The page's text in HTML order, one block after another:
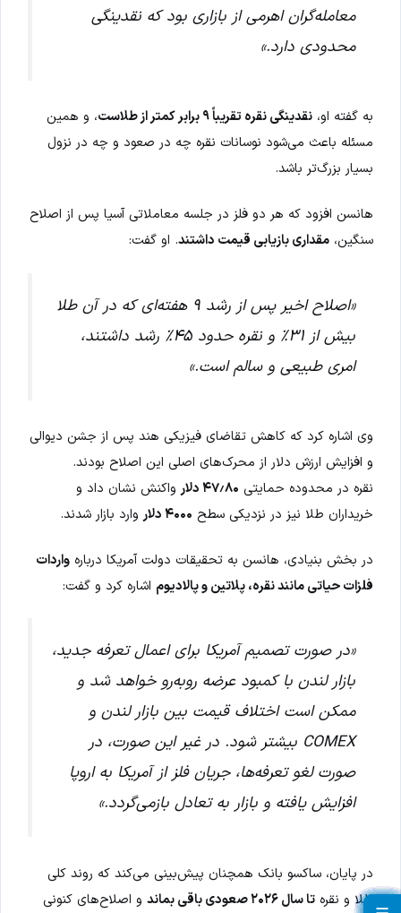
معامله‌گران اهرمی از بازاری بود که نقدینگی
محدودی دارد.»
به گفته او، نقدینگی نقره تقریباً ۹ برابر کمتر از طلاست
، و همین
مسئله باعث می‌شود نوسانات نقره چه در صعود و چه در نزول
بسیار بزرگ‌تر باشد.
هانسن افزود که هر دو فلز در جلسه معاملاتی آسیا پس از اصلاح
سنگین، مقداری بازیابی قیمت داشتند. او گفت:
«اصلاح اخیر پس از رشد ۹ هفته‌ای که در آن طلا
بیش از ۳۱٪ و نقره حدود ۴۵٪ رشد داشتند،
امری طبیعی و سالم است.»
وی اشاره کرد که کاهش تقاضای فیزیکی هند پس از جشن دیوالی
و افزایش ارزش دلار از محرک‌های اصلی این اصلاح بودند.
نقره در محدوده حمایتی ۴۷٫۸۰ دلار
واکنش نشان داد و
خریداران طلا نیز در نزدیکی سطح ۴۰۰۰ دلار وارد بازار شدند.
در بخش بنیادی، هانسن به تحقیقات دولت آمریکا درباره واردات
فلزات حیاتی مانند نقره، پلاتین و پالادیوم اشاره کرد و گفت:
«در صورت تصمیم آمریکا برای اعمال تعرفه جدید،
بازار لندن با کمبود عرضه روبه‌رو خواهد شد و
ممکن است اختلاف قیمت بین بازار لندن و
COMEX بیشتر شود. در غیر این صورت، در
صورت لغو تعرفه‌ها، جریان فلز از آمریکا به اروپا
افزایش یافته و بازار به تعادل بازمی‌گردد.»
در پایان، ساکسو بانک همچنان پیش‌بینی می‌کند که روند کلی
طلا و نقره تا سال ۲۰۲۶ صعودی باقی بماند و اصلاح‌های کنونی